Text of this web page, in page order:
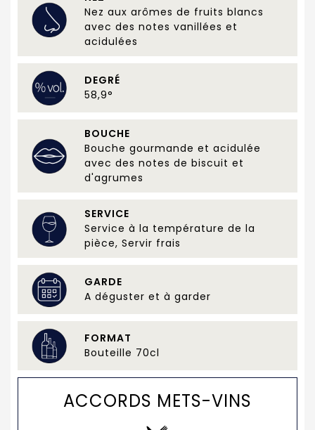
Nez aux arômes de fruits blancs
avec des notes vanillées et
acidulées
DEGRÉ
58,9°
BOUCHE
Bouche gourmande et acidulée
avec des notes de biscuit et
d'agrumes
SERVICE
Service à la température de la
pièce, Servir frais
GARDE
A déguster et à garder
FORMAT
Bouteille 70cl
ACCORDS METS-VINS